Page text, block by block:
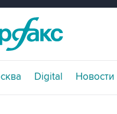
Digital Новости